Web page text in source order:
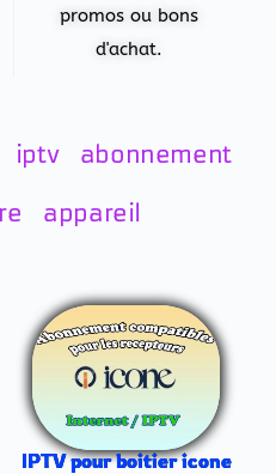
promos ou bons
d'achat.
iptv abonnement
appareil
IPTV pour boitier icone